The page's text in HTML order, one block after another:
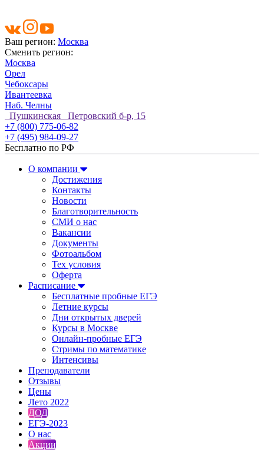
Ваш регион: Москва
Сменить регион:
Москва
Орел
Чебоксары
Ивантеевка
Наб. Челны
Пушкинская Петровский б-р, 15
+7 (800) 775-06-82
+7 (495) 984-09-27
Бесплатно по РФ
О компании
Достижения
Контакты
Новости
Благотворительность
СМИ о нас
Вакансии
Документы
Фотоальбом
Тех условия
Оферта
Расписание
Бесплатные пробные ЕГЭ
Летние курсы
Дни открытых дверей
Курсы в Москве
Онлайн-пробные ЕГЭ
Стримы по математике
Интенсивы
Преподаватели
Отзывы
Цены
Лето 2022
ДОД
ЕГЭ-2023
О нас
Акции